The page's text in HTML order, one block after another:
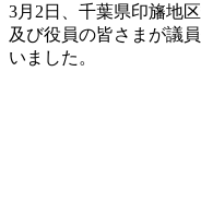
更
新
3月2日、千葉県印旛地
及び役員の皆さまが議
いました。